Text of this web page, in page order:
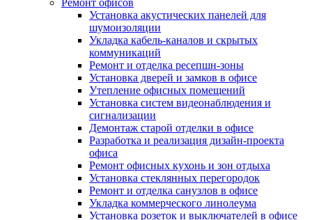
Ремонт офисов
Установка акустических панелей для
шумоизоляции
Укладка кабель-каналов и скрытых
коммуникаций
Ремонт и отделка ресепшн-зоны
Установка дверей и замков в офисе
Утепление офисных помещений
Установка систем видеонаблюдения и
сигнализации
Демонтаж старой отделки в офисе
Разработка и реализация дизайн-проекта
офиса
Ремонт офисных кухонь и зон отдыха
Установка стеклянных перегородок
Ремонт и отделка санузлов в офисе
Укладка коммерческого линолеума
Установка розеток и выключателей в офисе